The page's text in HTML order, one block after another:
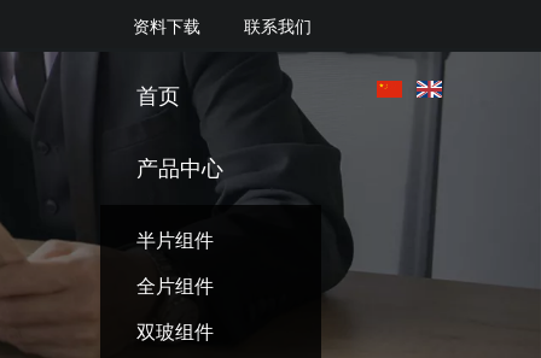
资料下载 联系我们
首页
产品中心
半片组件
全片组件
双玻组件